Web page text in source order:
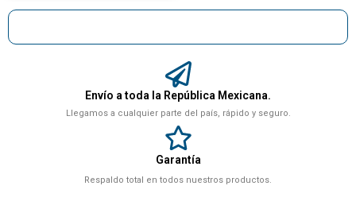
Envío a toda la República Mexicana.
Llegamos a cualquier parte del país, rápido y seguro.
Garantía
Respaldo total en todos nuestros productos.